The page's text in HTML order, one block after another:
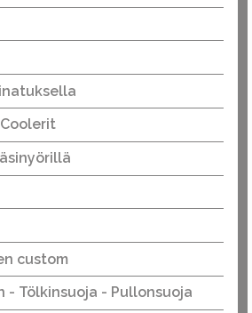
custom
- Tölkinsuoja - Pullonsuoja